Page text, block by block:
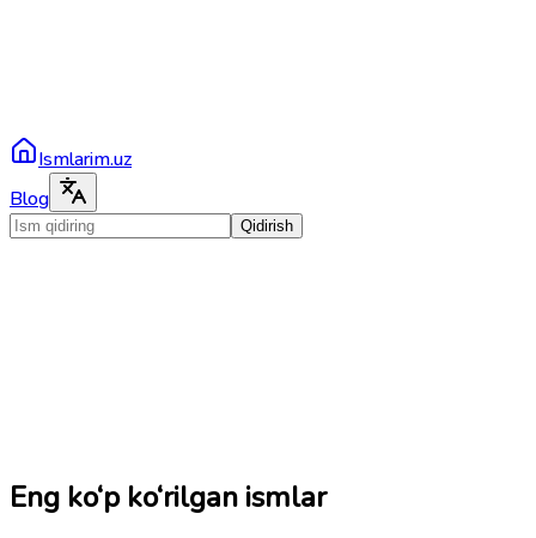
Ismlarim.uz
Blog
Qidirish
Eng ko‘p ko‘rilgan ismlar